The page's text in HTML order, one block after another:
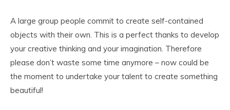
A large group people commit to create self-contained
objects with their own. This is a perfect thanks to develop
your creative thinking and your imagination. Therefore
please don’t waste some time anymore – now could be
the moment to undertake your talent to create something
beautiful!